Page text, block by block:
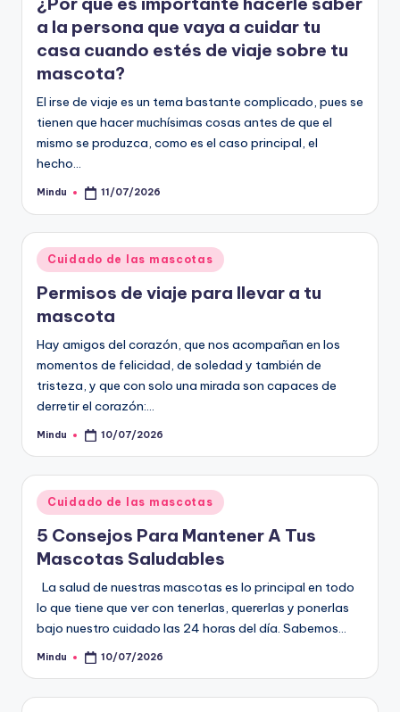
a la persona que vaya a cuidar tu
casa cuando estés de viaje sobre tu
mascota?
El irse de viaje es un tema bastante complicado, pues se
tienen que hacer muchísimas cosas antes de que el
mismo se produzca, como es el caso principal, el
hecho…
Publicado
Mindu 11/07/2026
Publicado
en
Cuidado de las mascotas
Permisos de viaje para llevar a tu
mascota
Hay amigos del corazón, que nos acompañan en los
momentos de felicidad, de soledad y también de
tristeza, y que con solo una mirada son capaces de
derretir el corazón:…
Publicado
Mindu 10/07/2026
Publicado
en
Cuidado de las mascotas
5 Consejos Para Mantener A Tus
Mascotas Saludables
La salud de nuestras mascotas es lo principal en todo
lo que tiene que ver con tenerlas, quererlas y ponerlas
bajo nuestro cuidado las 24 horas del día. Sabemos…
Publicado
Mindu 10/07/2026